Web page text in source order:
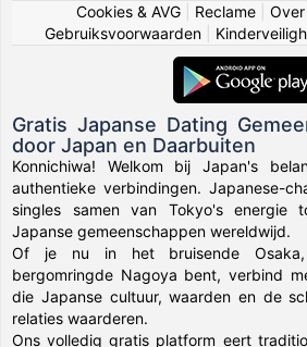
Cookies & AVG
Reclame
Gebruiksvoorwaarden
Gratis Japanse Dating
door Japan en Daarbuiten
Konnichiwa! Welkom bij Japan's
authentieke verbindingen. Japanese-
singles samen van Tokyo's energie
Japanse gemeenschappen wereldwijd.
Of je nu in het bruisende
bergomringde Nagoya bent, verbind
die Japanse cultuur, waarden en de
relaties waarderen.
Ons volledig gratis platform eert